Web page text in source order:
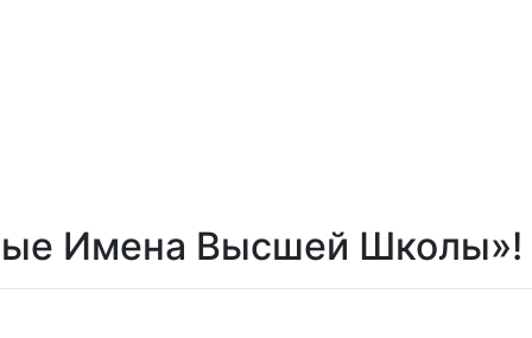
Имена Высшей Школы»!